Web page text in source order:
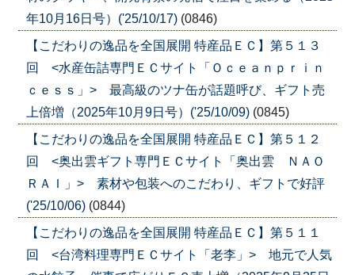
年10月16日号）('25/10/17) (0846)
【こだわりの逸品を全国展開 特産品ＥＣ】第５１３
回 <水産缶詰専門ＥＣサイト「Ｏｃｅａｎｐｒｉｎ
ｃｅｓｓ」> 最高級のツナ缶が話題呼び、ギフト売
上倍増（2025年10月9日号）('25/10/09) (0845)
【こだわりの逸品を全国展開 特産品ＥＣ】第５１２
回 <奥出雲ギフト専門ＥＣサイト「奥出雲 ＮＡＯ
ＲＡＩ」> 素材や包装へのこだわり、ギフトで好評
('25/10/06) (0844)
【こだわりの逸品を全国展開 特産品ＥＣ】第５１１
回 <台湾料理専門ＥＣサイト「老李」> 地元で人気